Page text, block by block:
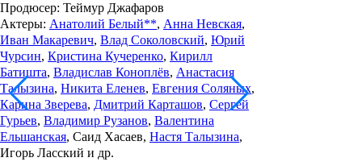
Продюсер: Теймур Джафаров
Актеры: Анатолий Белый**, Анна Невская,
Иван Мaкаревич, Влад Соколовский, Юрий
Чурсин, Кристина Кучеренко, Кирилл
Батишта, Владислав Коноплёв, Анастасия
Талызина, Никита Еленев, Евгения Соляных,
Карина Зверева, Дмитрий Карташов, Сергей
Гурьев, Владимир Рузанов, Валентина
Ельшанская, Саид Хасаев, Настя Талызина,
Игорь Ласский и др.